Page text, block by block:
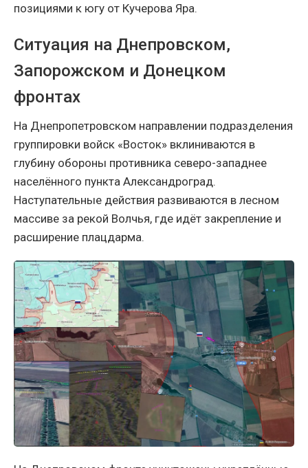
позициями к югу от Кучерова Яра.
Ситуация на Днепровском,
Запорожском и Донецком
фронтах
На Днепропетровском направлении подразделения
группировки войск «Восток» вклиниваются в
глубину обороны противника северо-западнее
населённого пункта Александроград.
Наступательные действия развиваются в лесном
массиве за рекой Волчья, где идёт закрепление и
расширение плацдарма.